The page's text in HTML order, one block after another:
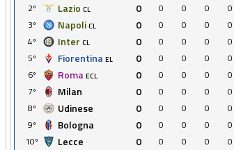
2º
Lazio CL 0 0 0 0
0
3º
Napoli CL 0 0 0 0
0
4º
Inter CL 0 0 0 0
0
5º
Fiorentina EL 0 0 0 0
0
6º
Roma ECL 0 0 0 0
0
7º
Milan 0 0 0 0
0
8º
Udinese 0 0 0 0
0
9º
Bologna 0 0 0 0
0
10º
Lecce 0 0 0 0
0